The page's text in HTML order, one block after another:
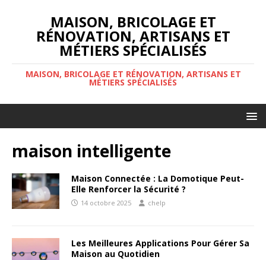
MAISON, BRICOLAGE ET
RÉNOVATION, ARTISANS ET
MÉTIERS SPÉCIALISÉS
MAISON, BRICOLAGE ET RÉNOVATION, ARTISANS ET
MÉTIERS SPÉCIALISÉS
maison intelligente
Maison Connectée : La Domotique Peut-
Elle Renforcer la Sécurité ?
14 octobre 2025 chelp
Les Meilleures Applications Pour Gérer Sa
Maison au Quotidien